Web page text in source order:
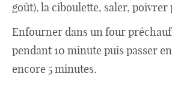
goût), la ciboulette, saler, poivrer
Enfourner dans un four
pendant 10 minute puis passer
encore 5 minutes.